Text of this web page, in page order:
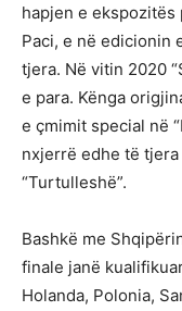
hapjen e
Paci, e në edicionin
tjera. Në vitin 2020
e para. Kënga
e çmimit special në
nxjerrë edhe të tjera
“Turtulleshë”.
Bashkë me
finale janë
Holanda, Polonia,